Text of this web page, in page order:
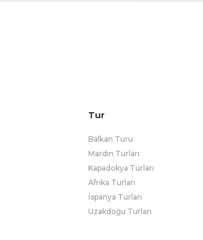
Tur
Balkan Turu
Mardin Turları
Kapadokya Turları
Afrika Turları
İspanya Turları
Uzakdoğu Turları